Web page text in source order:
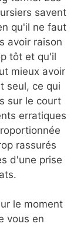
savent
qu'il ne faut
avoir raison
tôt et qu'il
mieux avoir
seul, ce qui
sur le court
erratiques
rassurés
d'une prise
le moment
vous en